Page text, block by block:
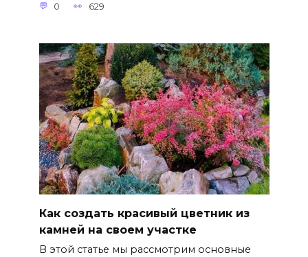
0 629
Как создать красивый цветник из
камней на своем участке
В этой статье мы рассмотрим основные